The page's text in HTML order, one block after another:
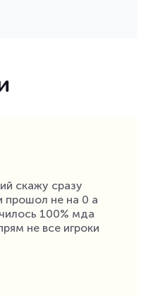
скажу сразу
прошол не на 0 а
100% мда
не все игроки